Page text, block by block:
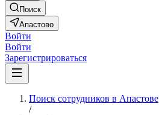
Поиск
Апастово
Войти
Войти
Зарегистрироваться
Поиск сотрудников в Апастове
/